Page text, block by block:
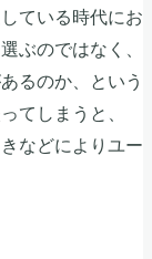
ている時代にお
ぶのではなく、
るのか、という
てしまうと、
などによりユー